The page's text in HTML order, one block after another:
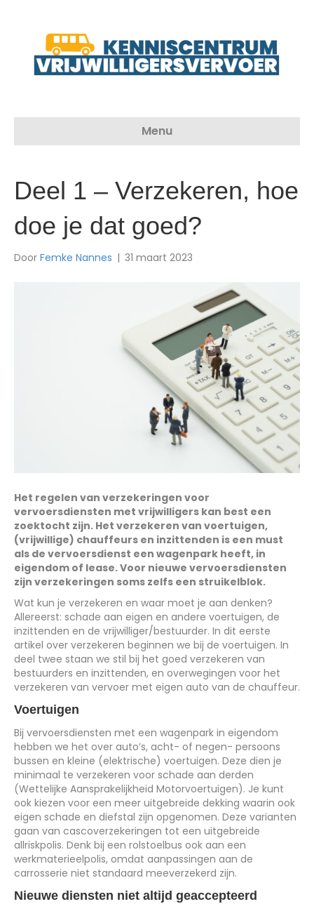
Menu
Deel 1 – Verzekeren, hoe
doe je dat goed?
Door Femke Nannes | 31 maart 2023
Het regelen van verzekeringen voor
vervoersdiensten met vrijwilligers kan best een
zoektocht zijn. Het verzekeren van voertuigen,
(vrijwillige) chauffeurs en inzittenden is een must
als de vervoersdienst een wagenpark heeft, in
eigendom of lease. Voor nieuwe vervoersdiensten
zijn verzekeringen soms zelfs een struikelblok.
Wat kun je verzekeren en waar moet je aan denken?
Allereerst: schade aan eigen en andere voertuigen, de
inzittenden en de vrijwilliger/bestuurder. In dit eerste
artikel over verzekeren beginnen we bij de voertuigen. In
deel twee staan we stil bij het goed verzekeren van
bestuurders en inzittenden, en overwegingen voor het
verzekeren van vervoer met eigen auto van de chauffeur.
Voertuigen
Bij vervoersdiensten met een wagenpark in eigendom
hebben we het over auto’s, acht- of negen- persoons
bussen en kleine (elektrische) voertuigen. Deze dien je
minimaal te verzekeren voor schade aan derden
(Wettelijke Aansprakelijkheid Motorvoertuigen). Je kunt
ook kiezen voor een meer uitgebreide dekking waarin ook
eigen schade en diefstal zijn opgenomen. Deze varianten
gaan van cascoverzekeringen tot een uitgebreide
allriskpolis. Denk bij een rolstoelbus ook aan een
werkmaterieelpolis, omdat aanpassingen aan de
carrosserie niet standaard meeverzekerd zijn.
Nieuwe diensten niet altijd geaccepteerd